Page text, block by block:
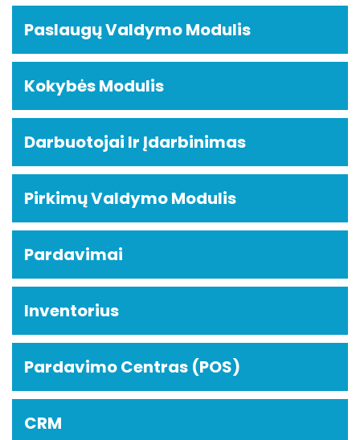
Paslaugų Valdymo Modulis
Kokybės Modulis
Darbuotojai Ir Įdarbinimas
Pirkimų Valdymo Modulis
Pardavimai
Inventorius
Pardavimo Centras (POS)
CRM